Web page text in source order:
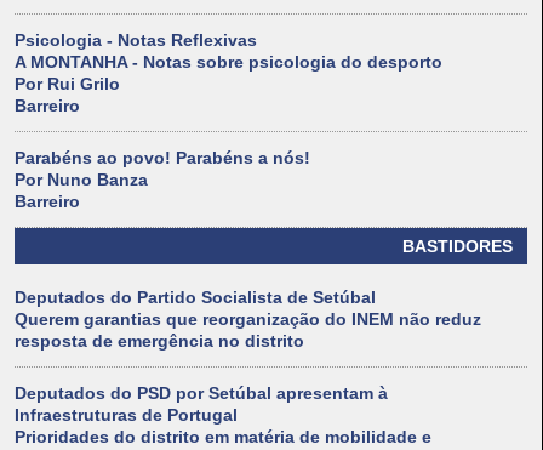
Psicologia - Notas Reflexivas
A MONTANHA - Notas sobre psicologia do desporto
Por Rui Grilo
Barreiro
Parabéns ao povo! Parabéns a nós!
Por Nuno Banza
Barreiro
BASTIDORES
Deputados do Partido Socialista de Setúbal
Querem garantias que reorganização do INEM não reduz
resposta de emergência no distrito
Deputados do PSD por Setúbal apresentam à
Infraestruturas de Portugal
Prioridades do distrito em matéria de mobilidade e